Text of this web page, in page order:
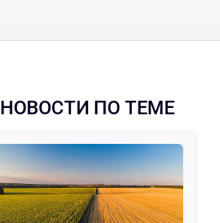
НОВОСТИ ПО ТЕМЕ